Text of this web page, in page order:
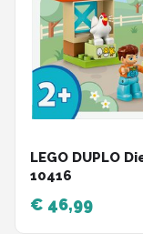
LEGO DUPLO
10416
€ 46,99